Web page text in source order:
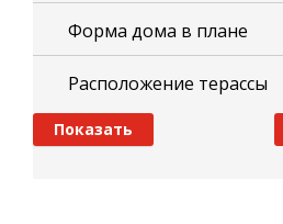
Форма дома в плане
Расположение терассы